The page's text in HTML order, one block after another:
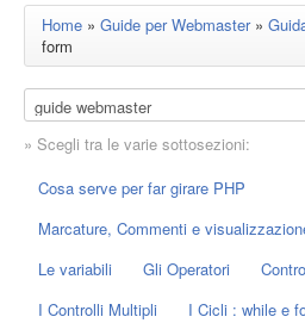
risorse
Chi siamo
Home » Guide per Webmaster»
form
» Scegli tra le varie sottosezioni:
Cosa serve per far girare PHP
Marcature, Commenti e
Le variabili
Gli Operatori
I Controlli Multipli
I Cicli : while e